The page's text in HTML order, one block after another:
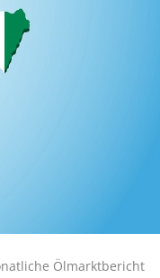
Ölmarktbericht